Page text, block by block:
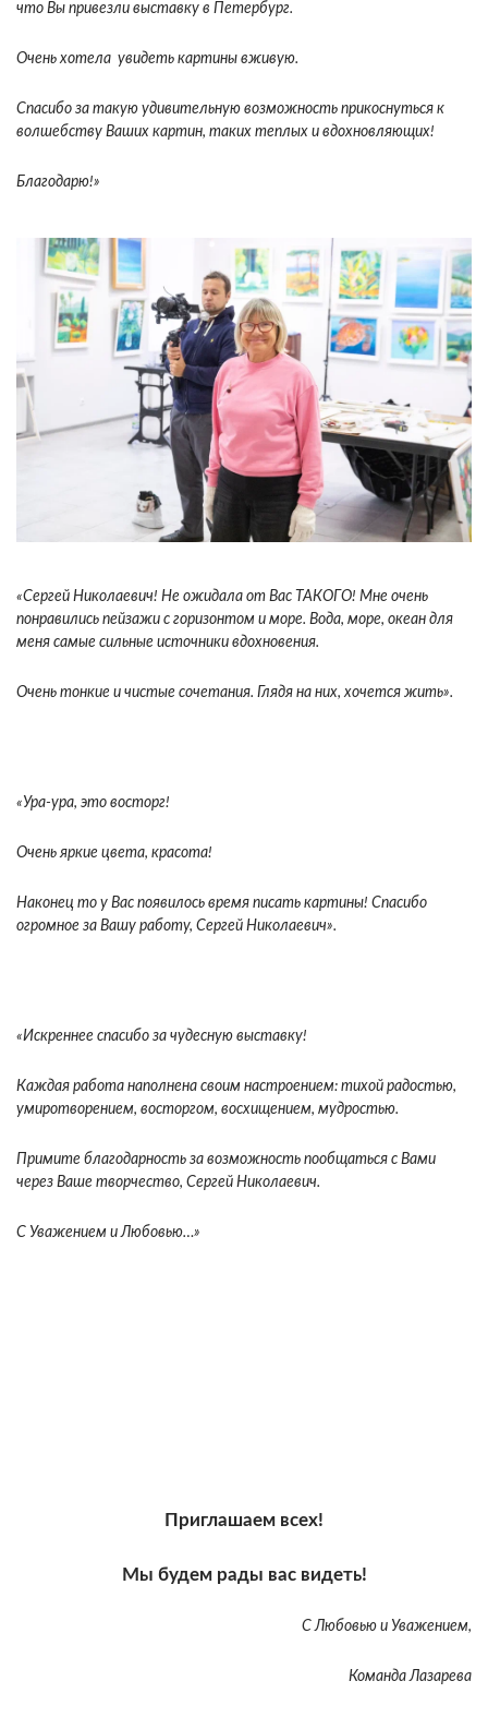
что Вы привезли выставку в Петербург.
Очень хотела увидеть картины вживую.
Спасибо за такую удивительную возможность прикоснуться к
волшебству Ваших картин, таких теплых и вдохновляющих!
Благодарю!»
«Сергей Николаевич! Не ожидала от Вас ТАКОГО! Мне очень
понравились пейзажи с горизонтом и море. Вода, море, океан для
меня самые сильные источники вдохновения.
Очень тонкие и чистые сочетания. Глядя на них, хочется жить».
«Ура-ура, это восторг!
Очень яркие цвета, красота!
Наконец то у Вас появилось время писать картины! Спасибо
огромное за Вашу работу, Сергей Николаевич».
«Искреннее спасибо за чудесную выставку!
Каждая работа наполнена своим настроением: тихой радостью,
умиротворением, восторгом, восхищением, мудростью.
Примите благодарность за возможность пообщаться с Вами
через Ваше творчество, Сергей Николаевич.
С Уважением и Любовью…»
Приглашаем всех!
Мы будем рады вас видеть!
С Любовью и Уважением,
Команда Лазарева